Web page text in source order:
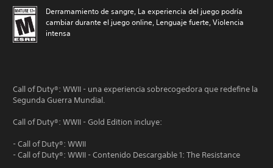
Derramamiento de sangre, La experiencia del juego podría
cambiar durante el juego online, Lenguaje fuerte, Violencia
intensa
Call of Duty®: WWII - una experiencia sobrecogedora que redefine la
Segunda Guerra Mundial.
Call of Duty®: WWII - Gold Edition incluye:
- Call of Duty®: WWII
- Call of Duty®: WWII - Contenido Descargable 1: The Resistance